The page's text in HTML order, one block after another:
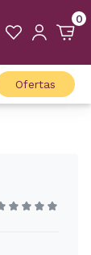
0
Ofertas